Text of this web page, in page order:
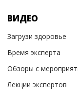
ВИДЕО
Загрузи здоровье
Время эксперта
Обзоры с
Лекции экспертов